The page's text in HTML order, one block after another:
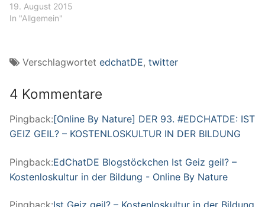
19. August 2015
In "Allgemein"
Verschlagwortet edchatDE, twitter
4 Kommentare
Pingback:[Online By Nature] DER 93. #EDCHATDE: IST
GEIZ GEIL? – KOSTENLOSKULTUR IN DER BILDUNG
Pingback:EdChatDE Blogstöckchen Ist Geiz geil? –
Kostenloskultur in der Bildung - Online By Nature